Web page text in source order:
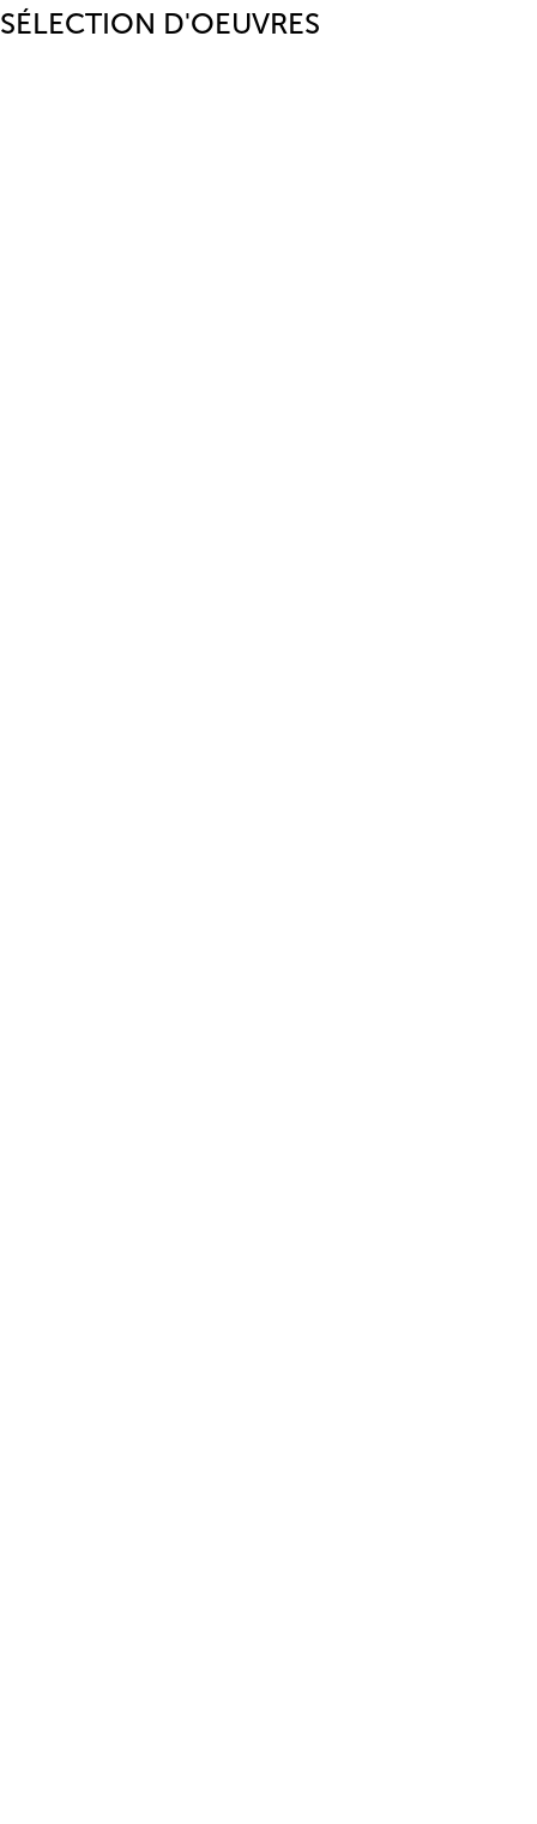
SÉLECTION D'OEUVRES